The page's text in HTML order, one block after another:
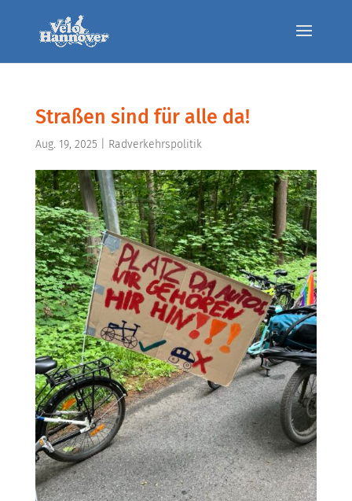
Straßen sind für alle da!
Aug. 19, 2025 Radverkehrspolitik